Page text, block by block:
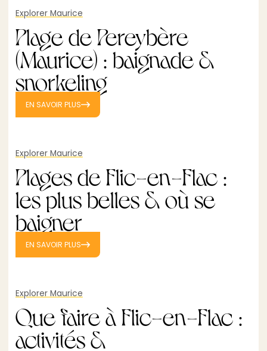
Explorer Maurice
Plage de Pereybère
(Maurice) : baignade &
snorkeling
EN SAVOIR PLUS
Explorer Maurice
Plages de Flic-en-Flac :
les plus belles & où se
baigner
EN SAVOIR PLUS
Explorer Maurice
Que faire à Flic-en-Flac :
activités &